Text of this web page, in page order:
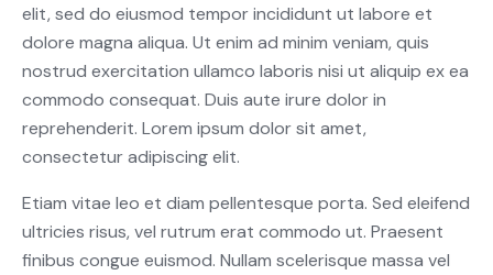
elit, sed do eiusmod tempor incididunt ut labore et
dolore magna aliqua. Ut enim ad minim veniam, quis
nostrud exercitation ullamco laboris nisi ut aliquip ex ea
commodo consequat. Duis aute irure dolor in
reprehenderit. Lorem ipsum dolor sit amet,
consectetur adipiscing elit.
Etiam vitae leo et diam pellentesque porta. Sed eleifend
ultricies risus, vel rutrum erat commodo ut. Praesent
finibus congue euismod. Nullam scelerisque massa vel